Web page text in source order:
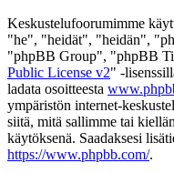
Keskustelufoorumimme
"he", "heidät", "heidän",
"phpBB Group", "phpBB
Public License v2" -
ladata osoitteesta
ympäristön internet-
siitä, mitä sallimme tai
käytöksenä. Saadaksesi
https://www.phpbb.com/.